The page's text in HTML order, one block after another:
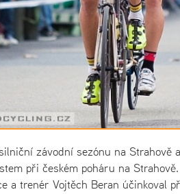
závodní sezónu na Strahově
při českém poháru na
a trenér Vojtěch Beran účinkoval